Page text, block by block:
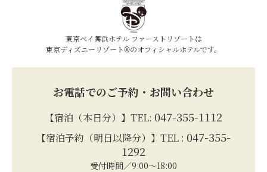
東京ベイ舞浜ホテル ファーストリゾートは
東京ディズニーリゾート®のオフィシャルホテルです。
お電話でのご予約・お問い合わせ
【宿泊（本日分）】TEL: 047-355-1112
【宿泊予約（明日以降分）】TEL : 047-355-
1292
受付時間／9:00～18:00